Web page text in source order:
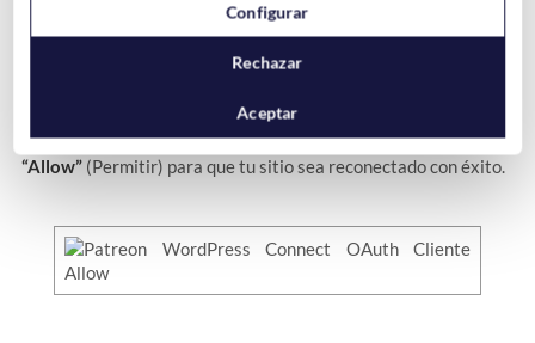
Después, lo único que tienes que hacer es pulsar en la opción
“Allow”(Permitir) para que tu sitio sea reconectado con éxito.
Configurar
Rechazar
Aceptar